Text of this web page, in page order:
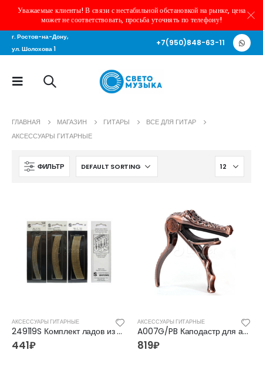
Уважаемые клиенты! В связи с нестабильной обстановкой на рынке, цена
может не соответствовать, просьба уточнять по телефону!
г. Ростов-на-Дону,
ул. Шолохова 1
+7(950)848-63-11
ГЛАВНАЯ МАГАЗИН ГИТАРЫ
ВСЕ ДЛЯ ГИТАР
АКСЕССУАРЫ ГИТАРНЫЕ
ФИЛЬТР
АКСЕССУАРЫ ГИТАРНЫЕ
249119S Комплект ладов из нейзильбера, ширина 2.5мм, магазинная поставка, Sintoms
441₽
АКСЕССУАРЫ ГИТАРНЫЕ
A007G/PB Каподастр для акустической гитары, крокодил, бронза, Alice
819₽